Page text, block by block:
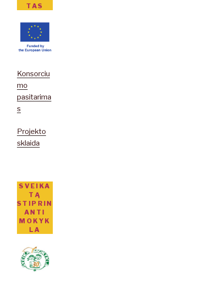
TAS
Konsorciu
mo
pasitarima
s
Projekto
sklaida
SVEIKA
TĄ
STIPRIN
ANTI
MOKYK
LA